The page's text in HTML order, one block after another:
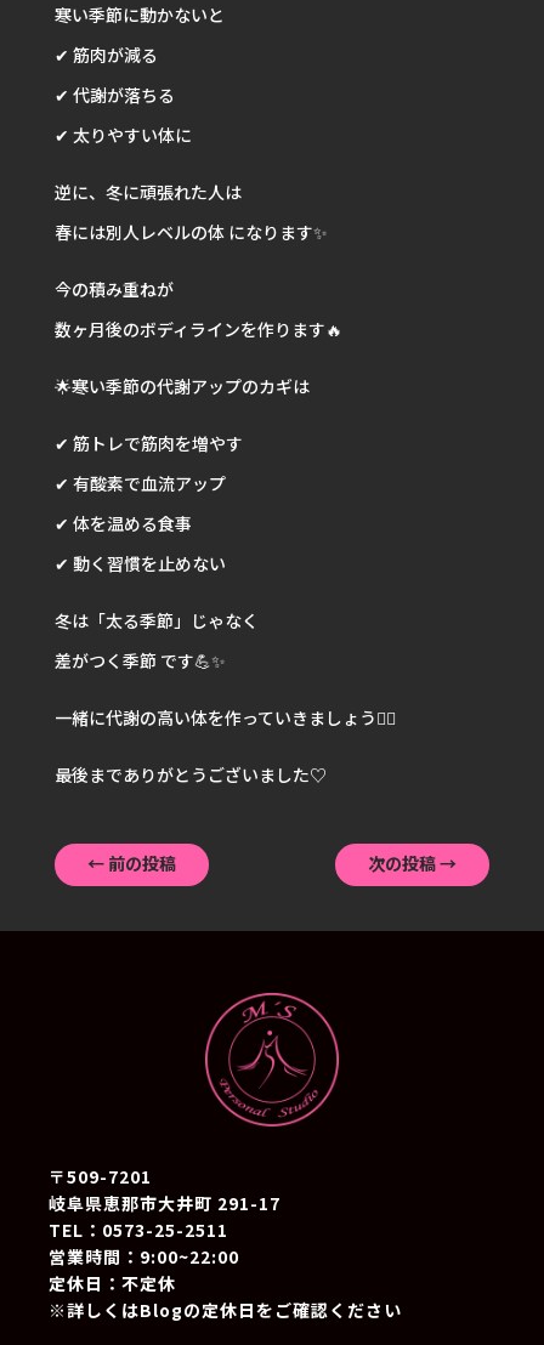
寒い季節に動かないと
✔ 筋肉が減る
✔ 代謝が落ちる
✔ 太りやすい体に
逆に、冬に頑張れた人は
春には別人レベルの体 になります✨
今の積み重ねが
数ヶ月後のボディラインを作ります🔥
🌟寒い季節の代謝アップのカギは
✔ 筋トレで筋肉を増やす
✔ 有酸素で血流アップ
✔ 体を温める食事
✔ 動く習慣を止めない
冬は「太る季節」じゃなく
差がつく季節 です💪✨
一緒に代謝の高い体を作っていきましょう❤️‍🔥
最後までありがとうございました♡
← 前の投稿 次の投稿→
〒509-7201
岐阜県恵那市大井町 291-17
TEL：0573-25-2511
営業時間：9:00~22:00
定休日：不定休
※詳しくはBlogの定休日をご確認ください